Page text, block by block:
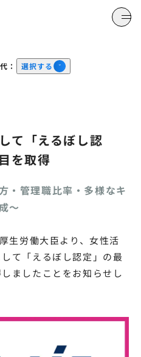
： 選択する
て「えるぼし認
を取得
・管理職比率・多様なキ
～
生労働大臣より、女性活
て「えるぼし認定」の最
ましたことをお知らせし